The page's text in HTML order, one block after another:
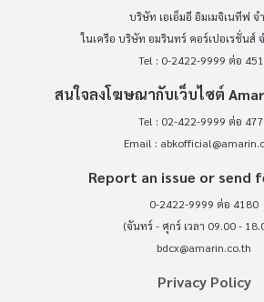
บริษัท เอเอ็มอี อิมเมจิเนทีฟ จ
ในเครือ บริษัท อมรินทร์ คอร์เปอเรชั่นส์
Tel : 0-2422-9999 ต่อ
สนใจลงโฆษณากับเว็บไซต์
Tel : 02-422-9999 ต่อ
Email :
Report an issue or send
0-2422-9999 ต่อ 4180
(จันทร์ - ศุกร์ เวลา 09.00 -
bdcx@amarin.co.th
Privacy Policy